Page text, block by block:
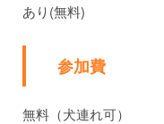
あり(無料)
参加費
無料（犬連れ可）